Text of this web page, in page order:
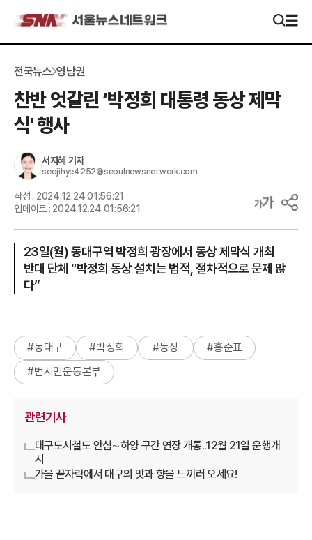
전국뉴스 영남권
찬반 엇갈린 ‘박정희 대통령 동상 제막
식' 행사
서지혜 기자
seojihye4252@seoulnewsnetwork.com
작성 : 2024.12.24 01:56:21
업데이트 : 2024.12.24 01:56:21
23일(월) 동대구역 박정희 광장에서 동상 제막식 개최
반대 단체 “박정희 동상 설치는 법적, 절차적으로 문제 많
다”
#동대구 #박정희 #동상 #홍준표
#범시민운동본부
관련기사
대구도시철도 안심∼하양 구간 연장 개통..12월 21일 운행개
시
가을 끝자락에서 대구의 맛과 향을 느끼러 오세요!